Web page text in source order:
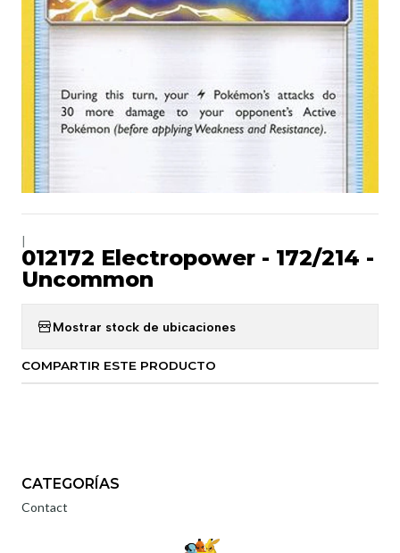
012172 Electropower - 172/214 -
Uncommon
Mostrar stock de ubicaciones
COMPARTIR ESTE PRODUCTO
CATEGORÍAS
Contact